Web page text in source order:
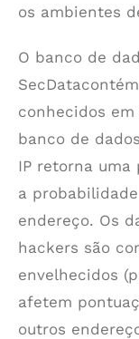
os ambientes
O banco de
conhecidos
banco de
IP retorna
a
endereço. Os
hackers são
envelhecidos
afetem
outros